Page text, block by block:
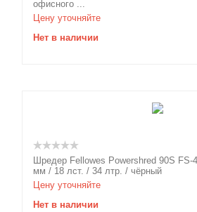
офисного ...
Цену уточняйте
Нет в наличии
Шредер Fellowes Powershred 90S FS-
мм / 18 лст. / 34 лтр. / чёрный
Цену уточняйте
Нет в наличии